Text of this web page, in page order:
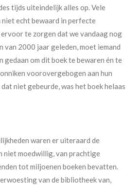
tijds uiteindelijk alles op. Vele
echt bewaard in perfecte
te zorgen dat we vandaag nog
van 2000 jaar geleden, moet iemand
gedaan om dit boek te bewaren én te
voorovergebogen aan hun
niet gebeurde, was het boek helaas
waren er uiteraard de
niet moedwillig, van prachtige
tot miljoenen boeken bevatten.
van de bibliotheek van,